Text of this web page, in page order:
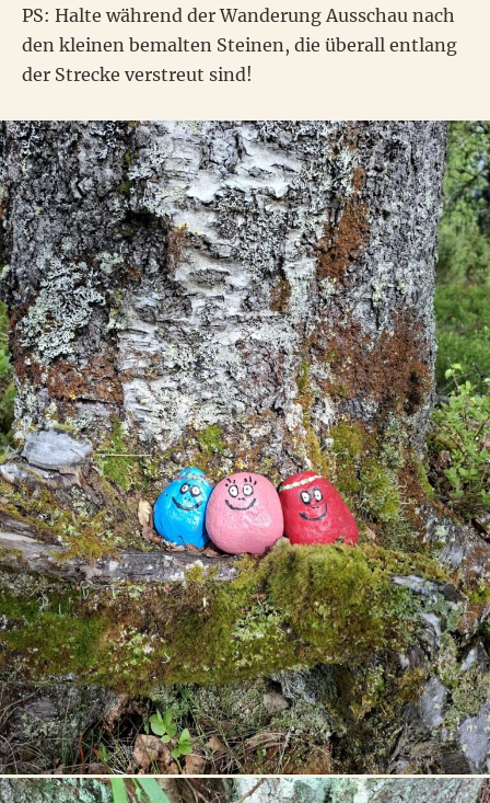
PS: Halte während der Wanderung Ausschau nach
den kleinen bemalten Steinen, die überall entlang
der Strecke verstreut sind!